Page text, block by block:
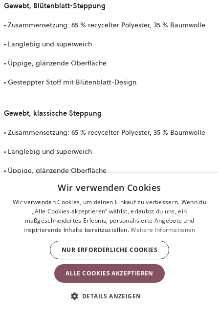
Gewebt, Blütenblatt-Steppung
• Zusammensetzung: 65 % recycelter Polyester, 35 % Baumwolle
• Langlebig und superweich
• Üppige, glänzende Oberfläche
• Gesteppter Stoff mit Blütenblatt-Design
Gewebt, klassische Steppung
• Zusammensetzung: 65 % recycelter Polyester, 35 % Baumwolle
• Langlebig und superweich
• Üppige, glänzende Oberfläche
• Gesteppter Stoff mit klassischem Design
3D-Jersey
• Zusammensetzung: 80 % Polyester, 16 % Baumwolle, 4 % Elastan.
• Weiches, samtiges Gefühl
• Dehnbar, umschmiegt dein Baby sanft
Wir verwenden Cookies
Wir verwenden Cookies, um deinen Einkauf zu verbessern. Wenn du
„Alle Cookies akzeptieren“ wählst, erlaubst du uns, ein
maßgeschneidertes Erlebnis, personalisierte Angebote und
inspirierende Inhalte bereitzustellen.Weitere Informationen
ALLE COOKIES AKZEPTIEREN
NUR ERFORDERLICHE COOKIES
DETAILS ANZEIGEN